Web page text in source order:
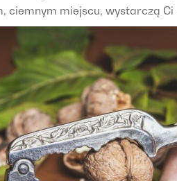
ciemnym miejscu, wystarczą Ci